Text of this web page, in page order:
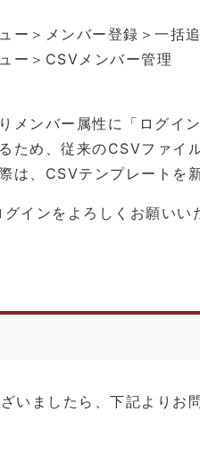
ー＞メンバー登録＞一括
ー＞CSVメンバー管理
メンバー属性に「ログイ
ため、従来のCSVファイ
は、CSVテンプレートを
インをよろしくお願いい
いましたら、下記よりお